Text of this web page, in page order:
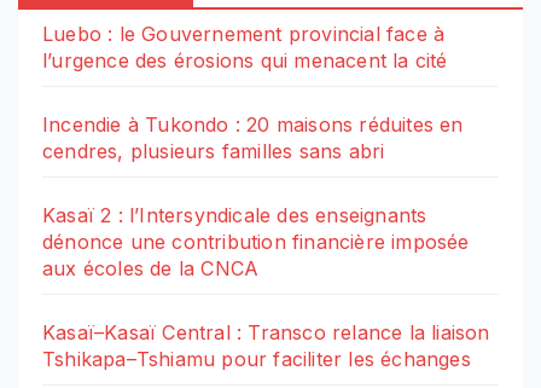
Luebo : le Gouvernement provincial face à
l’urgence des érosions qui menacent la cité
Incendie à Tukondo : 20 maisons réduites en
cendres, plusieurs familles sans abri
Kasaï 2 : l’Intersyndicale des enseignants
dénonce une contribution financière imposée
aux écoles de la CNCA
Kasaï–Kasaï Central : Transco relance la liaison
Tshikapa–Tshiamu pour faciliter les échanges